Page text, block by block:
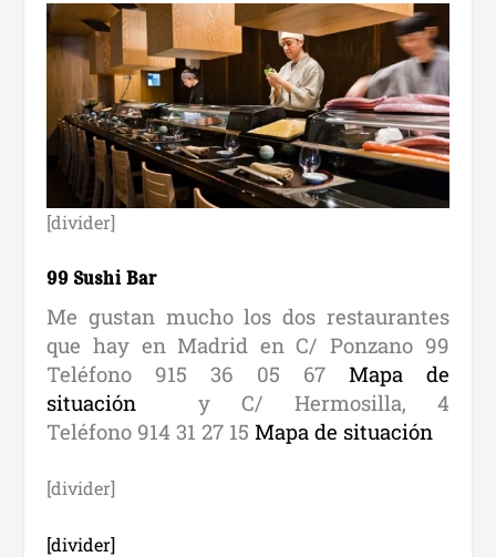
[divider]
99 Sushi Bar
Me gustan mucho los dos restaurantes
que hay en Madrid en C/ Ponzano 99
Teléfono 915 36 05 67 Mapa de
situación y C/ Hermosilla, 4
Teléfono 914 31 27 15Mapa de situación
[divider]
[divider]